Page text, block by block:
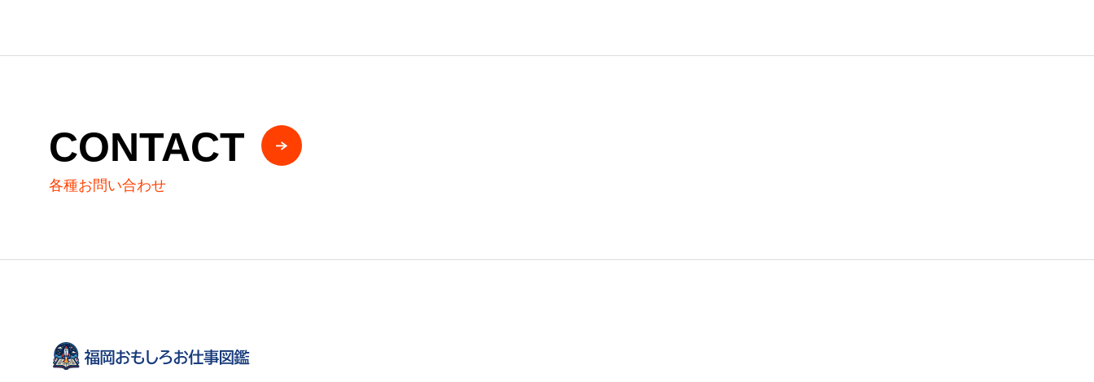
CONTACT
各種お問い合わせ